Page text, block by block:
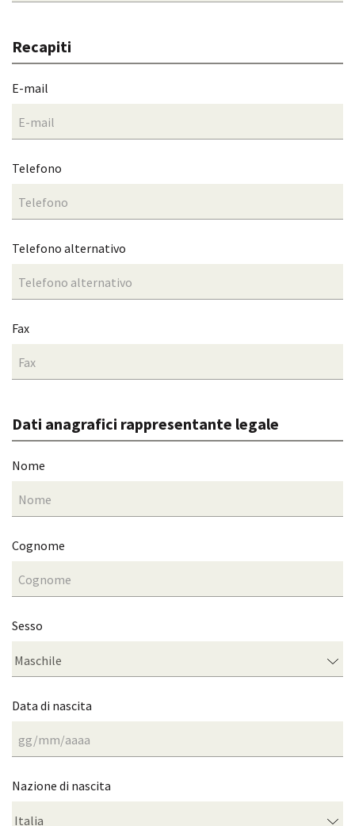
Recapiti
E-mail
Telefono
Telefono alternativo
Fax
Dati anagrafici rappresentante legale
Nome
Cognome
Sesso
Data di nascita
Nazione di nascita